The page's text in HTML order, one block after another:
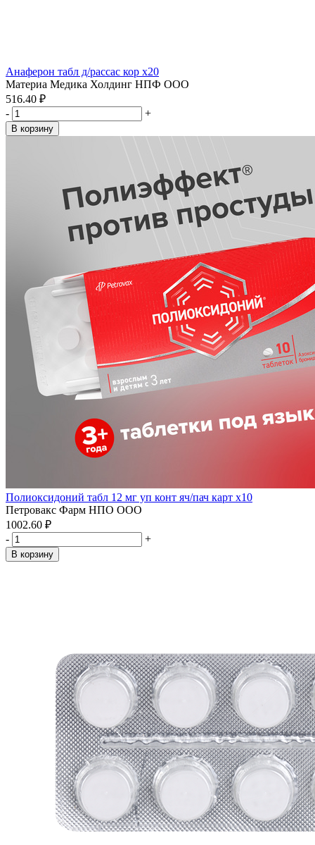
Анаферон табл д/рассас кор x20
Материа Медика Холдинг НПФ ООО
516.40 ₽
-
+
В корзину
Полиоксидоний табл 12 мг уп конт яч/пач карт x10
Петровакс Фарм НПО ООО
1002.60 ₽
-
+
В корзину